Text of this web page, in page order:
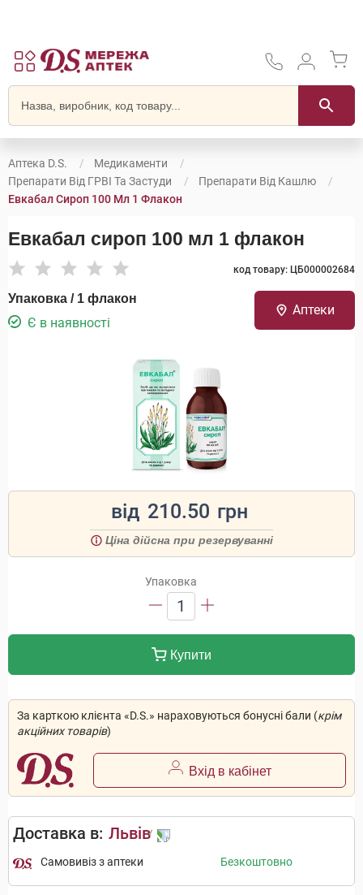
Аптека D.S.
Медикаменти
Препарати Від ГРВІ Та Застуди
Препарати Від Кашлю
Евкабал Сироп 100 Мл 1 Флакон
Евкабал сироп 100 мл 1 флакон
код товару: ЦБ000002684
Упаковка / 1 флакон
Є в наявності
Аптеки
від 210.50 грн
Ціна дійсна при резервуванні
Упаковка
1
Купити
За карткою клієнта «D.S.» нараховуються бонусні бали (крім
акційних товарів)
Вхід в кабінет
Доставка в: Львів
Самовивіз з аптеки Безкоштовно